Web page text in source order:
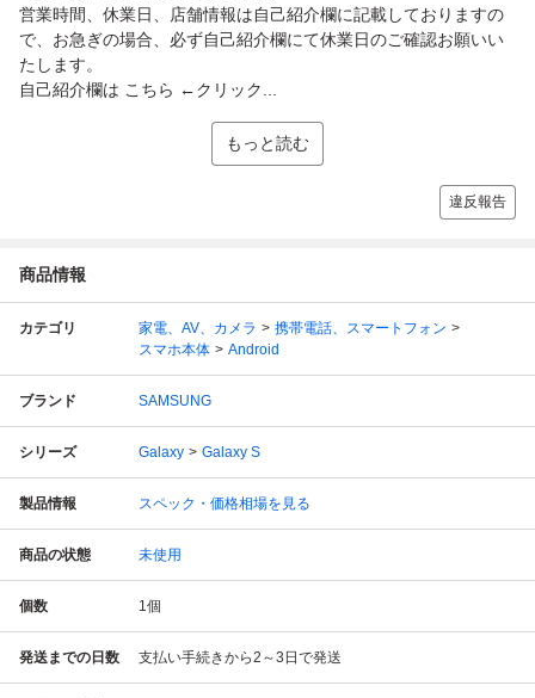
営業時間、休業日、店舗情報は自己紹介欄に記載しておりますの
で、お急ぎの場合、必ず自己紹介欄にて休業日のご確認お願いい
たします。
自己紹介欄は こちら ←クリック...
もっと読む
違反報告
商品情報
カテゴリ 家電、AV、カメラ
携帯電話、スマートフォン
スマホ本体
Android
ブランド SAMSUNG
シリーズ Galaxy Galaxy S
製品情報 スペック・価格相場を見る
商品の状態 未使用
個数 1個
発送までの日数 支払い手続きから2～3日で発送